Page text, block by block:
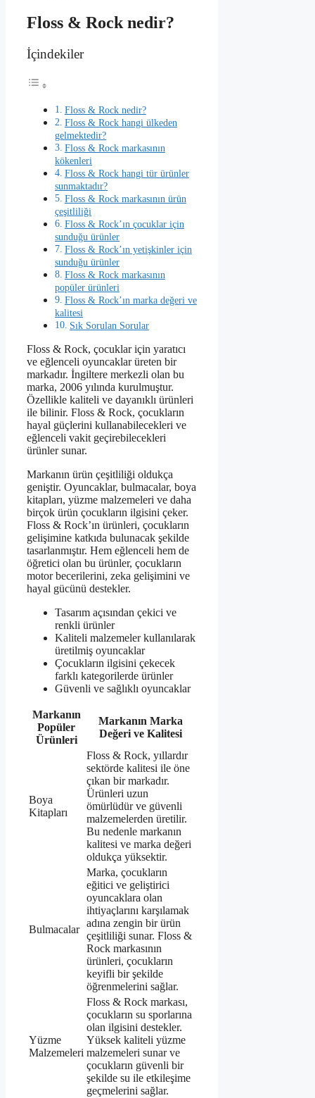
Floss & Rock nedir?
İçindekiler
Floss & Rock nedir?
Floss & Rock hangi ülkeden
gelmektedir?
Floss & Rock markasının
kökenleri
Floss & Rock hangi tür ürünler
sunmaktadır?
Floss & Rock markasının ürün
çeşitliliği
Floss & Rock’ın çocuklar için
sunduğu ürünler
Floss & Rock’ın yetişkinler için
sunduğu ürünler
Floss & Rock markasının
popüler ürünleri
Floss & Rock’ın marka değeri ve
kalitesi
Sık Sorulan Sorular
Floss & Rock, çocuklar için yaratıcı
ve eğlenceli oyuncaklar üreten bir
markadır. İngiltere merkezli olan bu
marka, 2006 yılında kurulmuştur.
Özellikle kaliteli ve dayanıklı ürünleri
ile bilinir. Floss & Rock, çocukların
hayal güçlerini kullanabilecekleri ve
eğlenceli vakit geçirebilecekleri
ürünler sunar.
Markanın ürün çeşitliliği oldukça
geniştir. Oyuncaklar, bulmacalar, boya
kitapları, yüzme malzemeleri ve daha
birçok ürün çocukların ilgisini çeker.
Floss & Rock’ın ürünleri, çocukların
gelişimine katkıda bulunacak şekilde
tasarlanmıştır. Hem eğlenceli hem de
öğretici olan bu ürünler, çocukların
motor becerilerini, zeka gelişimini ve
hayal gücünü destekler.
Tasarım açısından çekici ve
renkli ürünler
Kaliteli malzemeler kullanılarak
üretilmiş oyuncaklar
Çocukların ilgisini çekecek
farklı kategorilerde ürünler
Güvenli ve sağlıklı oyuncaklar
Markanın
Popüler
Ürünleri
Markanın Marka
Değeri ve Kalitesi
Boya
Kitapları
Floss & Rock, yıllardır
sektörde kalitesi ile öne
çıkan bir markadır.
Ürünleri uzun
ömürlüdür ve güvenli
malzemelerden üretilir.
Bu nedenle markanın
kalitesi ve marka değeri
oldukça yüksektir.
Bulmacalar
Marka, çocukların
eğitici ve geliştirici
oyuncaklara olan
ihtiyaçlarını karşılamak
adına zengin bir ürün
çeşitliliği sunar. Floss &
Rock markasının
ürünleri, çocukların
keyifli bir şekilde
öğrenmelerini sağlar.
Yüzme
Malzemeleri
Floss & Rock markası,
çocukların su sporlarına
olan ilgisini destekler.
Yüksek kaliteli yüzme
malzemeleri sunar ve
çocukların güvenli bir
şekilde su ile etkileşime
geçmelerini sağlar.